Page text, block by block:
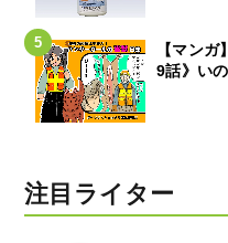
【マン
9話》い
注目ライター